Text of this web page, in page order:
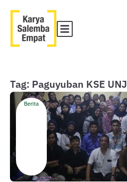
Tag: Paguyuban KSE UNJ
Berita